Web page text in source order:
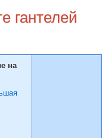
гантелей
на